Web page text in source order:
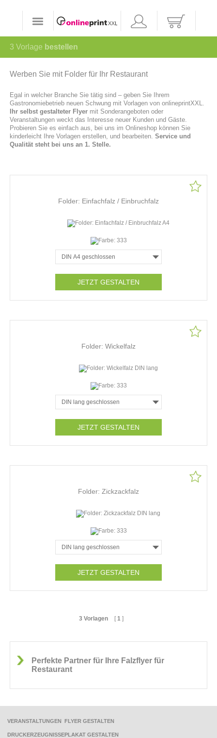
3 Vorlage bestellen
Werben Sie mit Folder für Ihr Restaurant
Egal in welcher Branche Sie tätig sind – geben Sie Ihrem
Gastronomiebetrieb neuen Schwung mit Vorlagen von onlineprintXXL.
Ihr selbst gestalteter Flyer mit Sonderangeboten oder
Veranstaltungen weckt das Interesse neuer Kunden und Gäste.
Probieren Sie es einfach aus, bei uns im Onlineshop können Sie
kinderleicht Ihre Vorlagen erstellen, und bearbeiten. Service und
Qualität steht bei uns an 1. Stelle.
Folder: Einfachfalz / Einbruchfalz
JETZT GESTALTEN
Folder: Wickelfalz
JETZT GESTALTEN
Folder: Zickzackfalz
JETZT GESTALTEN
3 Vorlagen [ 1 ]
Perfekte Partner für Ihre Falzflyer für
Restaurant
VERANSTALTUNGEN
DRUCKERZEUGNISSE
FLYER GESTALTEN
PLAKAT GESTALTEN